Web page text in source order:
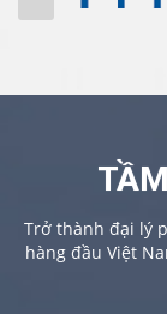
Trở thành đại lý
hàng đầu Việt